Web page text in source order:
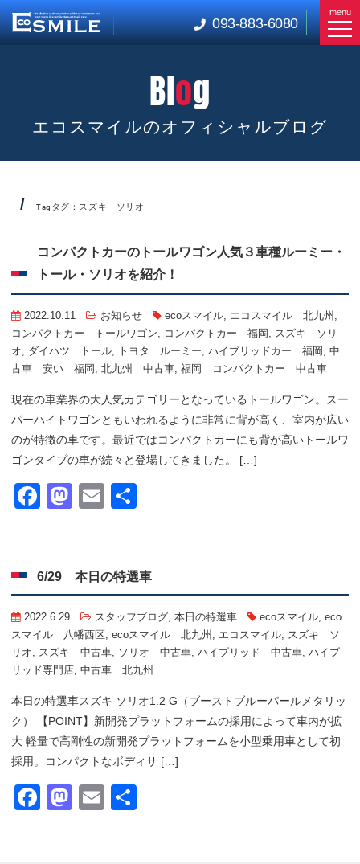
093-883-6080
menu
Blog
エコスマイルのオフィシャルブログ
Tag タグ：スズキ ソリオ
コンパクトカーのトールワゴン人気３車種ルーミー・
トール・ソリオを紹介！
2022.10.11 お知らせ ecoスマイル エコスマイル 北九州
コンパクトカー トールワゴン
コンパクトカー 福岡
スズキ ソリ
オ
ダイハツ トール トヨタ ルーミー ハイブリッドカー 福岡
中
古車 安い 福岡
北九州 中古車 福岡 コンパクトカー 中古車
現在の車業界の大人気カテゴリーとなっているトールワゴン。スー
パーハイトワゴンともいわれるように非常に背が高く、室内が広い
のが特徴の車です。最近ではコンパクトカーにも背が高いトールワ
ゴンタイプの車が続々と登場してきました。 […]
Facebook
Mastodon
Email
6/29 本日の特選車
2022.6.29 スタッフブログ 本日の特選車 ecoスマイル eco
スマイル 八幡西区 ecoスマイル 北九州 エコスマイル
スズキ ソ
リオ
スズキ 中古車 ソリオ 中古車 ハイブリッド 中古車 ハイブ
リッド専門店 中古車 北九州
本日の特選車スズキ ソリオ1.2 G（ブーストブルーパールメタリッ
ク） 【POINT】新開発プラットフォームの採用によって車内が拡
大 軽量で高剛性の新開発プラットフォームを小型乗用車として初
採用。コンパクトなボディサ […]
Facebook
Mastodon
Email